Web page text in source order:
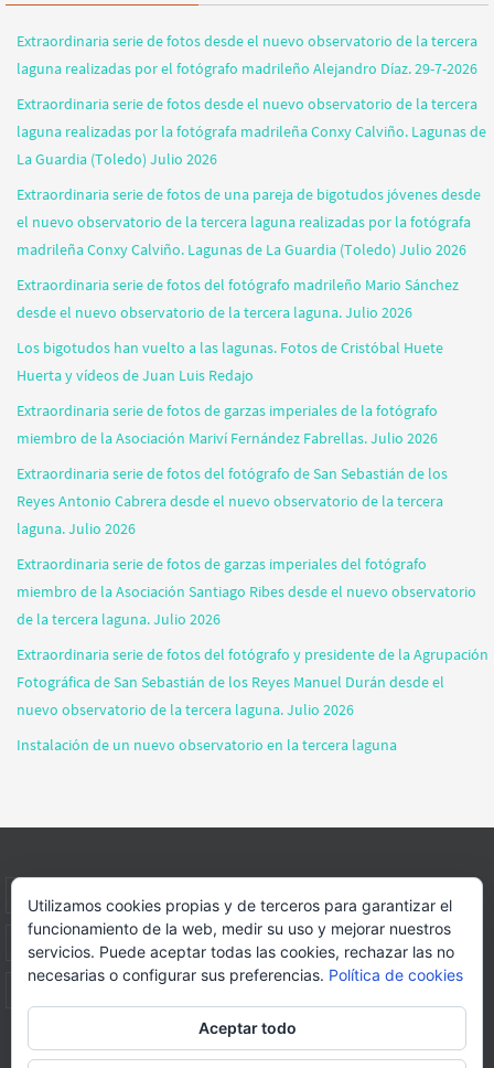
Extraordinaria serie de fotos desde el nuevo observatorio de la tercera
laguna realizadas por el fotógrafo madrileño Alejandro Díaz. 29-7-2026
Extraordinaria serie de fotos desde el nuevo observatorio de la tercera
laguna realizadas por la fotógrafa madrileña Conxy Calviño. Lagunas de
La Guardia (Toledo) Julio 2026
Extraordinaria serie de fotos de una pareja de bigotudos jóvenes desde
el nuevo observatorio de la tercera laguna realizadas por la fotógrafa
madrileña Conxy Calviño. Lagunas de La Guardia (Toledo) Julio 2026
Extraordinaria serie de fotos del fotógrafo madrileño Mario Sánchez
desde el nuevo observatorio de la tercera laguna. Julio 2026
Los bigotudos han vuelto a las lagunas. Fotos de Cristóbal Huete
Huerta y vídeos de Juan Luis Redajo
Extraordinaria serie de fotos de garzas imperiales de la fotógrafo
miembro de la Asociación Mariví Fernández Fabrellas. Julio 2026
Extraordinaria serie de fotos del fotógrafo de San Sebastián de los
Reyes Antonio Cabrera desde el nuevo observatorio de la tercera
laguna. Julio 2026
Extraordinaria serie de fotos de garzas imperiales del fotógrafo
miembro de la Asociación Santiago Ribes desde el nuevo observatorio
de la tercera laguna. Julio 2026
Extraordinaria serie de fotos del fotógrafo y presidente de la Agrupación
Fotográfica de San Sebastián de los Reyes Manuel Durán desde el
nuevo observatorio de la tercera laguna. Julio 2026
Instalación de un nuevo observatorio en la tercera laguna
VIDEOS PATROCINADORES DONACIONES
Página web realizada por FORMACION WEBS Y MULTIMEDIA
Utilizamos cookies propias y de terceros para garantizar el
funcionamiento de la web, medir su uso y mejorar nuestros
servicios. Puede aceptar todas las cookies, rechazar las no
necesarias o configurar sus preferencias. Política de cookies
Aceptar todo